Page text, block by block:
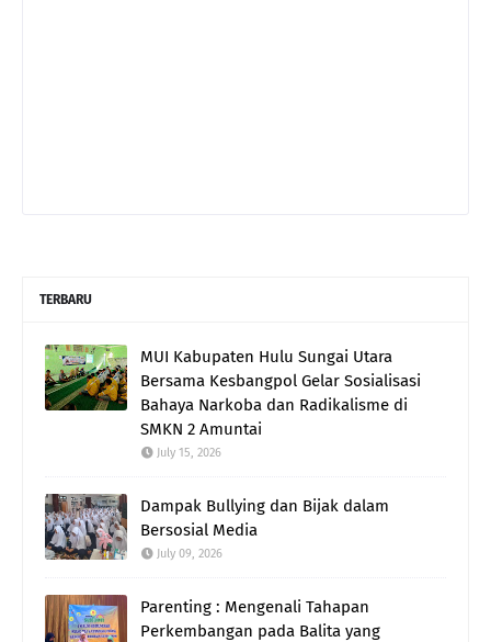
TERBARU
MUI Kabupaten Hulu Sungai Utara
Bersama Kesbangpol Gelar Sosialisasi
Bahaya Narkoba dan Radikalisme di
SMKN 2 Amuntai
July 15, 2026
Dampak Bullying dan Bijak dalam
Bersosial Media
July 09, 2026
Parenting : Mengenali Tahapan
Perkembangan pada Balita yang